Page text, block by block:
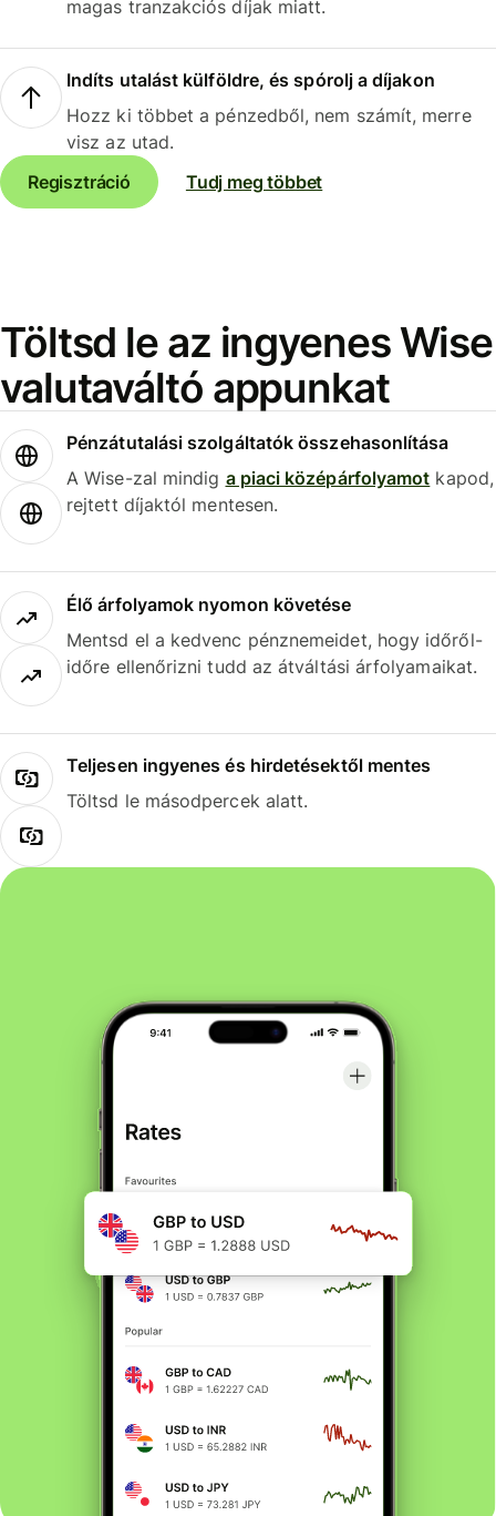
magas tranzakciós díjak miatt.
Indíts utalást külföldre, és spórolj a díjakon
Hozz ki többet a pénzedből, nem számít, merre
visz az utad.
Regisztráció
Tudj meg többet
Töltsd le az ingyenes Wise
valutaváltó appunkat
Pénzátutalási szolgáltatók összehasonlítása
A Wise-zal mindig a piaci középárfolyamot kapod,
rejtett díjaktól mentesen.
Élő árfolyamok nyomon követése
Mentsd el a kedvenc pénznemeidet, hogy időről-
időre ellenőrizni tudd az átváltási árfolyamaikat.
Teljesen ingyenes és hirdetésektől mentes
Töltsd le másodpercek alatt.